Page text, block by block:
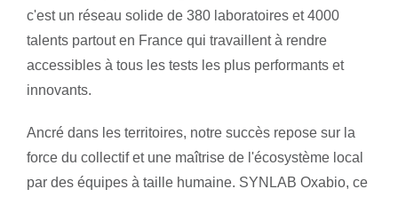
c'est un réseau solide de 380 laboratoires et 4000
talents partout en France qui travaillent à rendre
accessibles à tous les tests les plus performants et
innovants.
Ancré dans les territoires, notre succès repose sur la
force du collectif et une maîtrise de l'écosystème local
par des équipes à taille humaine. SYNLAB Oxabio, ce